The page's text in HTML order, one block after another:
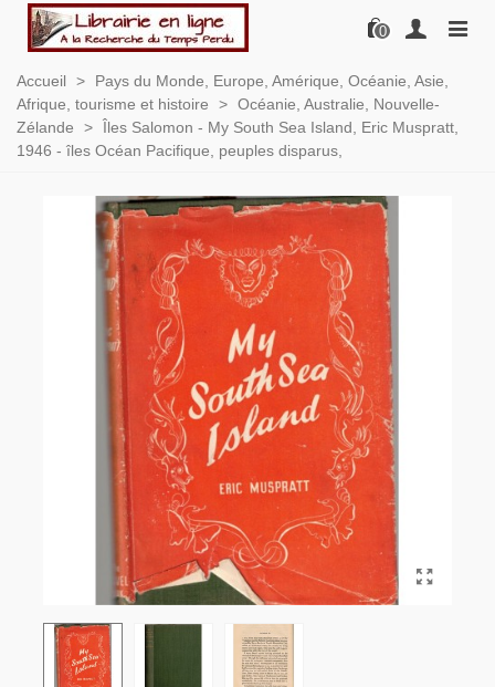
0
Accueil >
Pays du Monde, Europe, Amérique, Océanie, Asie,
Afrique, tourisme et histoire
> Océanie, Australie, Nouvelle-
Zélande
>
Îles Salomon - My South Sea Island, Eric Muspratt,
1946 - îles Océan Pacifique, peuples disparus,